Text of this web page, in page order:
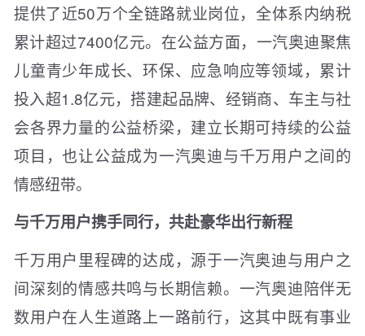
提供了近50万个全链路就业岗位，全体系内纳税
累计超过7400亿元。在公益方面，一汽奥迪聚焦
儿童青少年成长、环保、应急响应等领域，累计
投入超1.8亿元，搭建起品牌、经销商、车主与社
会各界力量的公益桥梁，建立长期可持续的公益
项目，也让公益成为一汽奥迪与千万用户之间的
情感纽带。
与千万用户携手同行，共赴豪华出行新程
千万用户里程碑的达成，源于一汽奥迪与用户之
间深刻的情感共鸣与长期信赖。一汽奥迪陪伴无
数用户在人生道路上一路前行，这其中既有事业